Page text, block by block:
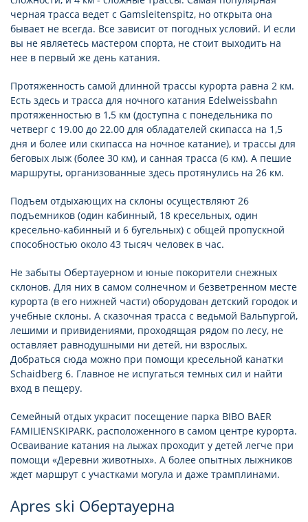
черная трасса ведет с Gamsleitenspitz, но открыта она
бывает не всегда. Все зависит от погодных условий. И если
вы не являетесь мастером спорта, не стоит выходить на
нее в первый же день катания.
Протяженность самой длинной трассы курорта равна 2 км.
Есть здесь и трасса для ночного катания Edelweissbahn
протяженностью в 1,5 км (доступна с понедельника по
четверг с 19.00 до 22.00 для обладателей скипасса на 1,5
дня и более или скипасса на ночное катание), и трассы для
беговых лыж (более 30 км), и санная трасса (6 км). А пешие
маршруты, организованные здесь протянулись на 26 км.
Подъем отдыхающих на склоны осуществляют 26
подъемников (один кабинный, 18 кресельных, один
кресельно-кабинный и 6 бугельных) с общей пропускной
способностью около 43 тысяч человек в час.
Не забыты Обертауерном и юные покорители снежных
склонов. Для них в самом солнечном и безветренном месте
курорта (в его нижней части) оборудован детский городок и
учебные склоны. А сказочная трасса с ведьмой Вальпургой,
лешими и привидениями, проходящая рядом по лесу, не
оставляет равнодушными ни детей, ни взрослых.
Добраться сюда можно при помощи кресельной канатки
Schaidberg 6. Главное не испугаться темных сил и найти
вход в пещеру.
Семейный отдых украсит посещение парка BIBO BAER
FAMILIENSKIPARK, расположенного в самом центре курорта.
Осваивание катания на лыжах проходит у детей легче при
помощи «Деревни животных». А более опытных лыжников
ждет маршрут с участками могула и даже трамплинами.
Apres ski Обертауерна